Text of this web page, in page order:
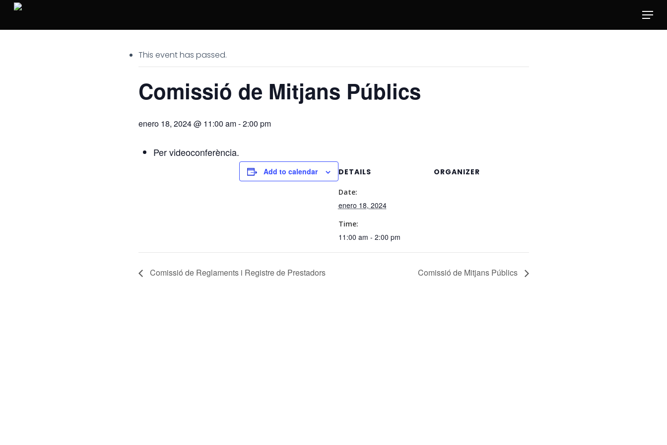
Skip
Menu
This event has passed.
Comissió de Mitjans Públics
enero 18, 2024 @ 11:00 am-2:00 pm
Per videoconferència.
Add to calendar DETAILS
Date:
enero 18, 2024
Time:
11:00 am - 2:00 pm
ORGANIZER
Comissió de Reglaments i Registre de Prestadors Comissió de Mitjans Públics